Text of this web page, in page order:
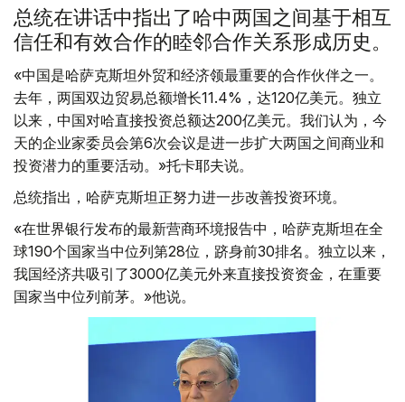
总统在讲话中指出了哈中两国之间基于相互
信任和有效合作的睦邻合作关系形成历史。
«中国是哈萨克斯坦外贸和经济领最重要的合作伙伴之一。
去年，两国双边贸易总额增长11.4%，达120亿美元。独立
以来，中国对哈直接投资总额达200亿美元。我们认为，今
天的企业家委员会第6次会议是进一步扩大两国之间商业和
投资潜力的重要活动。»托卡耶夫说。
总统指出，哈萨克斯坦正努力进一步改善投资环境。
«在世界银行发布的最新营商环境报告中，哈萨克斯坦在全
球190个国家当中位列第28位，跻身前30排名。独立以来，
我国经济共吸引了3000亿美元外来直接投资资金，在重要
国家当中位列前茅。»他说。